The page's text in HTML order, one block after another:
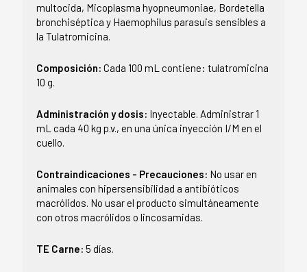
multocida, Micoplasma hyopneumoniae, Bordetella
bronchiséptica y Haemophilus parasuis sensibles a
la Tulatromicina.
Composición: Cada 100 mL contiene: tulatromicina
10 g.
Administración y dosis: Inyectable. Administrar 1
mL cada 40 kg p.v., en una única inyección I/M en el
cuello.
Contraindicaciones - Precauciones: No usar en
animales con hipersensibilidad a antibióticos
macrólidos. No usar el producto simultáneamente
con otros macrólidos o lincosamidas.
TE Carne: 5 días.